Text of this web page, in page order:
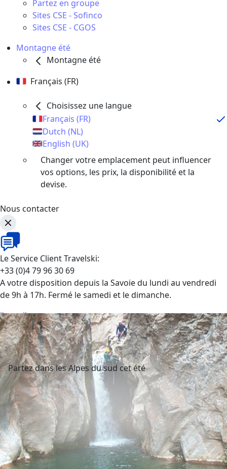
Partez en groupe
Sites CSE - Sofinco
Sites CSE - CGOS
Montagne été
Montagne été
Français (FR)
Choisissez une langue
Français (FR)
Dutch (NL)
English (UK)
Changer votre emplacement peut influencer
vos options, les prix, la disponibilité et la
devise.
Nous contacter
Le Service Client Travelski:
+33 (0)4 79 96 30 69
A votre disposition depuis la Savoie du lundi au vendredi
de 9h à 17h. Fermé le samedi et le dimanche.
J'appelle
Partez dans les Alpes du sud cet été